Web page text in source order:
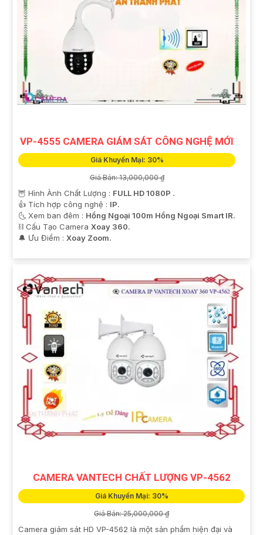
VP-4555 CAMERA GIÁM SÁT CÔNG NGHỆ MỚI
Giá Khuyến Mại: 30%
Giá Bán: 13,000,000 ₫
🦉 Hình Ành Chất Lượng : FULL HD 1080P .
👍 Tích hợp công nghệ : IP.
🌜 Xem ban đêm : Hồng Ngoại 100m Hồng Ngoại Smart IR.
⛓ Cấu Tạo Camera Xoay 360.
️🔔 Ưu Điểm : Xoay Zoom.
CAMERA VANTECH CHẤT LƯỢNG VP-4562
Giá Khuyến Mại: 30%
Giá Bán: 25,000,000 ₫
Camera giám sát HD VP-4562 là một sản phẩm hiện đại và